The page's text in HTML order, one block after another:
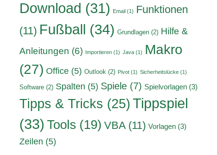
Download (31) Email (1) Funktionen
(11) Fußball (34) Grundlagen (2) Hilfe &
Anleitungen (6) Importieren (1) Java (1)
Makro
(27) Office (5) Outlook (2) Pivot (1) Sicherheitslücke (1)
Software (2) Spalten (5) Spiele (7) Spielvorlagen (3)
Tipps & Tricks (25)Tippspiel
(33) Tools (19) VBA(11) Vorlagen (3)
Zeilen (5)